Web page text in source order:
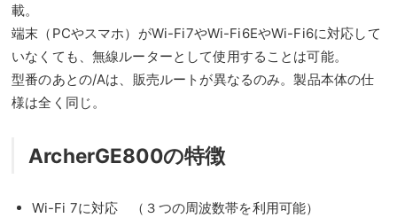
載。
端末（PCやスマホ）がWi-Fi7やWi-Fi6EやWi-Fi6に対応して
いなくても、無線ルーターとして使用することは可能。
型番のあとの/Aは、販売ルートが異なるのみ。製品本体の仕
様は全く同じ。
ArcherGE800の特徴
Wi-Fi 7に対応 （３つの周波数帯を利用可能）